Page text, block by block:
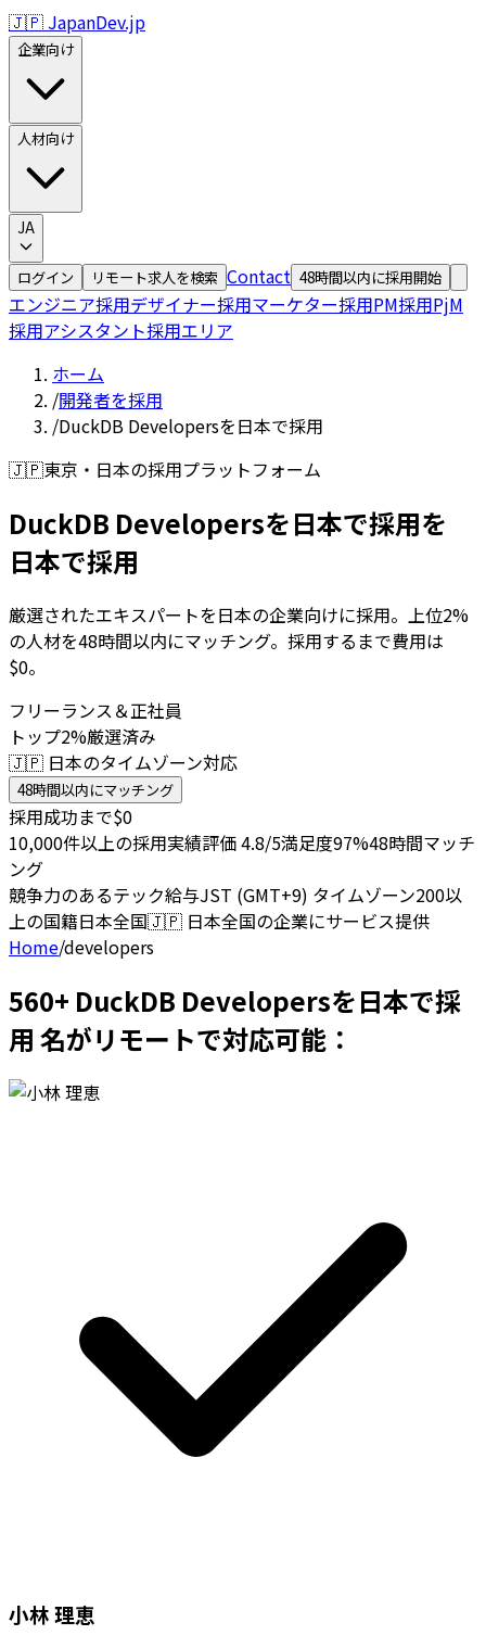
🇯🇵 JapanDev.jp
企業向け
人材向け
JA
ログイン リモート求人を検索 Contact 48時間以内に採用開始
エンジニア採用デザイナー採用マーケター採用PM採用PjM
採用アシスタント採用エリア
ホーム
/開発者を採用
/DuckDB Developersを日本で採用
🇯🇵東京・日本の採用プラットフォーム
DuckDB Developersを日本で採用を
日本で採用
厳選されたエキスパートを日本の企業向けに採用。上位2%
の人材を48時間以内にマッチング。採用するまで費用は
$0。
フリーランス＆正社員
トップ2%厳選済み
🇯🇵 日本のタイムゾーン対応
48時間以内にマッチング
採用成功まで$0
10,000件以上の採用実績評価 4.8/5満足度97%48時間マッチ
ング
競争力のあるテック給与JST (GMT+9) タイムゾーン200以
上の国籍日本全国🇯🇵 日本全国の企業にサービス提供
Home/developers
560+ DuckDB Developersを日本で採
用 名がリモートで対応可能：
小林 理恵